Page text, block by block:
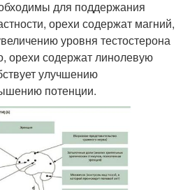
для поддержания
орехи содержат магний,
уровня тестостерона
орехи содержат линолевую
улучшению
потенции.